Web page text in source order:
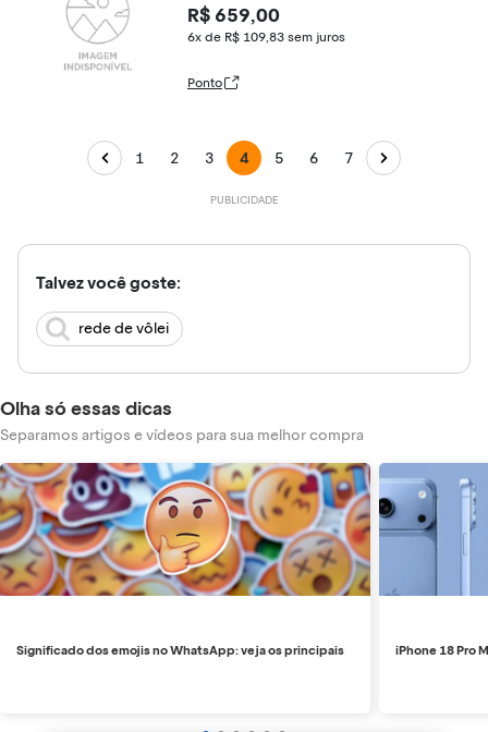
R$ 659,00
6x de R$ 109,83 sem juros
Ponto
1 2 3 4 5 6 7
Talvez você goste:
rede de vôlei
Olha só essas dicas
Separamos artigos e vídeos para sua melhor compra
Significado dos emojis no WhatsApp: veja os principais iPhone 18 Pro